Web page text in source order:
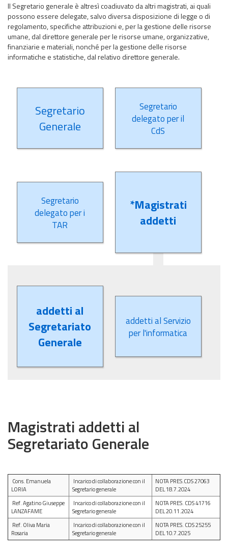
Il Segretario generale è altresì coadiuvato da altri magistrati, ai quali
possono essere delegate, salvo diversa disposizione di legge o di
regolamento, specifiche attribuzioni e, per la gestione delle risorse
umane, dal direttore generale per le risorse umane, organizzative,
finanziarie e materiali, nonché per la gestione delle risorse
informatiche e statistiche, dal relativo direttore generale.
Segretario
Generale
Segretario
delegato per il
CdS
Segretario
delegato per i
TAR
*Magistrati
addetti
addetti al
Segretariato
Generale
addetti al Servizio
per l'informatica
Magistrati addetti al
Segretariato Generale
Cons. Emanuela
LORIA
Incarico di collaborazione con il
Segretario generale
NOTA PRES.CDS 27063
DEL 18.7.2024
Ref. Agatino Giuseppe
LANZAFAME
Incarico di collaborazione con il
Segretario generale
NOTA PRES. CDS 41716
DEL 20.11.2024
Ref. Oliva Maria
Rosaria
Incarico di collaborazione con il
Segretario generale
NOTA PRES. CDS 25255
DEL 10.7.2025